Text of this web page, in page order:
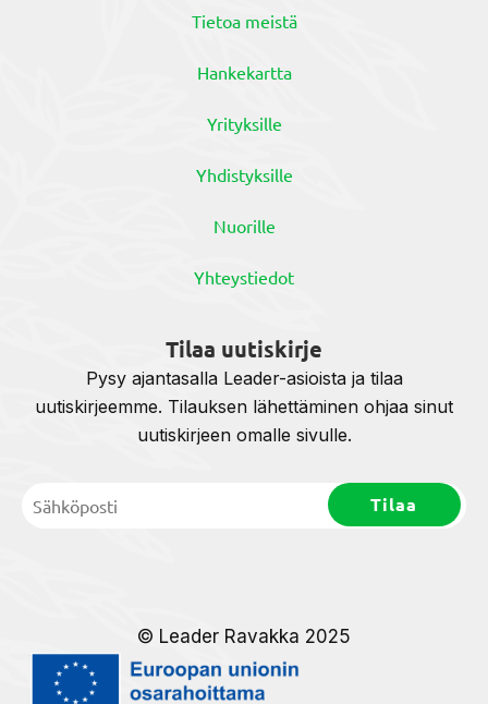
Tietoa meistä
Hankekartta
Yrityksille
Yhdistyksille
Nuorille
Yhteystiedot
Tilaa uutiskirje
Pysy ajantasalla Leader-asioista ja tilaa
uutiskirjeemme. Tilauksen lähettäminen ohjaa sinut
uutiskirjeen omalle sivulle.
© Leader Ravakka 2025